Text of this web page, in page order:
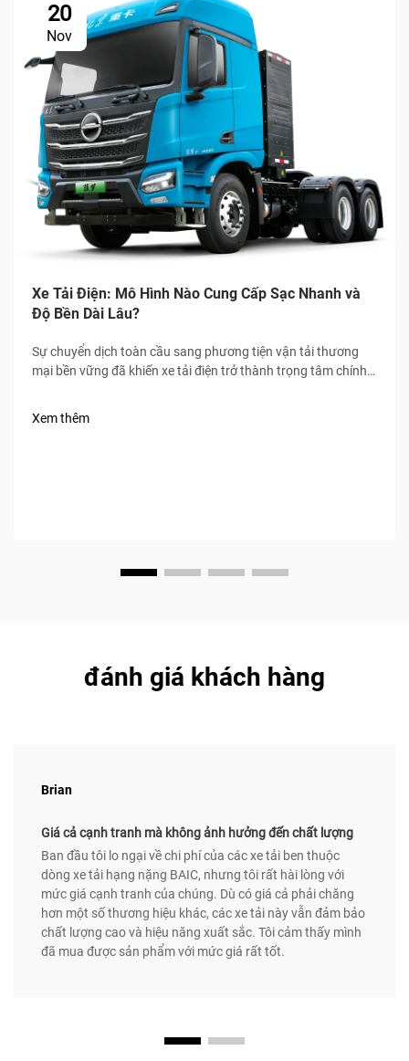
20
Nov
Xe Tải Điện: Mô Hình Nào Cung Cấp Sạc Nhanh và
Độ Bền Dài Lâu?
Sự chuyển dịch toàn cầu sang phương tiện vận tải thương
mại bền vững đã khiến xe tải điện trở thành trọng tâm chính
Xem thêm
đánh giá khách hàng
Brian
Giá cả cạnh tranh mà không ảnh hưởng đến chất lượng
Ban đầu tôi lo ngại về chi phí của các xe tải ben thuộc
dòng xe tải hạng nặng BAIC, nhưng tôi rất hài lòng với
mức giá cạnh tranh của chúng. Dù có giá cả phải chăng
hơn một số thương hiệu khác, các xe tải này vẫn đảm bảo
chất lượng cao và hiệu năng xuất sắc. Tôi cảm thấy mình
đã mua được sản phẩm với mức giá rất tốt.